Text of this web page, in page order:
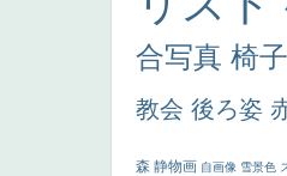
合写真 椅
教会 後ろ姿
森 静物画 自画像 雪景色